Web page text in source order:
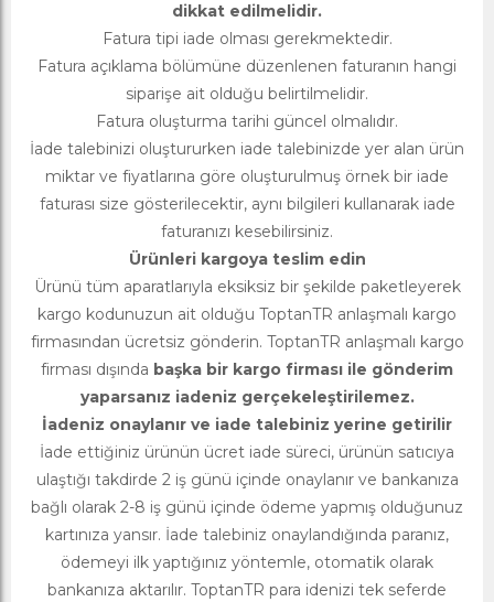
dikkat edilmelidir.
Fatura tipi iade olması gerekmektedir.
Fatura açıklama bölümüne düzenlenen faturanın hangi
siparişe ait olduğu belirtilmelidir.
Fatura oluşturma tarihi güncel olmalıdır.
İade talebinizi oluştururken iade talebinizde yer alan ürün
miktar ve fiyatlarına göre oluşturulmuş örnek bir iade
faturası size gösterilecektir, aynı bilgileri kullanarak iade
faturanızı kesebilirsiniz.
Ürünleri kargoya teslim edin
Ürünü tüm aparatlarıyla eksiksiz bir şekilde paketleyerek
kargo kodunuzun ait olduğu ToptanTR anlaşmalı kargo
firmasından ücretsiz gönderin. ToptanTR anlaşmalı kargo
firması dışında başka bir kargo firması ile gönderim
yaparsanız iadeniz gerçekeleştirilemez.
İadeniz onaylanır ve iade talebiniz yerine getirilir
İade ettiğiniz ürünün ücret iade süreci, ürünün satıcıya
ulaştığı takdirde 2 iş günü içinde onaylanır ve bankanıza
bağlı olarak 2-8 iş günü içinde ödeme yapmış olduğunuz
kartınıza yansır. İade talebiniz onaylandığında paranız,
ödemeyi ilk yaptığınız yöntemle, otomatik olarak
bankanıza aktarılır. ToptanTR para idenizi tek seferde